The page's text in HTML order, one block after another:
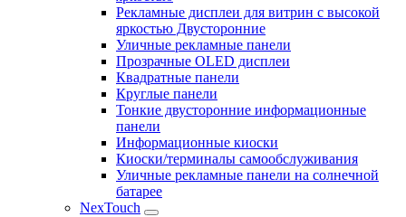
Рекламные дисплеи для витрин с высокой
яркостью Двусторонние
Уличные рекламные панели
Прозрачные OLED дисплеи
Квадратные панели
Круглые панели
Тонкие двусторонние информационные
панели
Информационные киоски
Киоски/терминалы самообслуживания
Уличные рекламные панели на солнечной
батарее
NexTouch